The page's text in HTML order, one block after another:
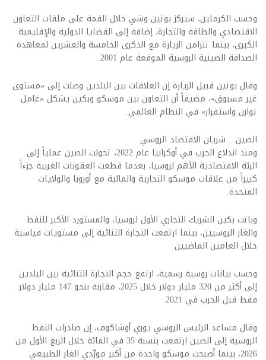
وحسب الكرملين، سيركز بوتين وشي خلال القمة على ملفات التعاون
الاقتصادي والطاقة والتجارة، إضافة إلى القضايا الدولية والإقليمية
الكبرى، بينما تتزامن الزيارة مع الذكرى الخامسة والعشرين لمعاهدة
الصداقة الصينية الروسية الموقعة عام 2001.
وقال بوتين قبيل الزيارة إن العلاقات بين البلدين وصلت إلى «مستوى
غير مسبوق»، مضيفاً أن التعاون بين موسكو وبكين يشكل «عامل
توازن واستقرار» في النظام العالمي.
الصين... شريان الاقتصاد الروسي
ومنذ اندلاع الحرب في أوكرانيا عام 2022، تحولت الصين عملياً إلى
الرئة الاقتصادية الأهم لروسيا، بعدما قطعت العقوبات الغربية جزءاً
كبيراً من علاقات موسكو التجارية والمالية مع أوروبا والولايات
المتحدة.
وباتت بكين الشريك التجاري الأول لروسيا، والمستورد الأكبر للنفط
والغاز الروسيين، بينما ارتفعت التجارة الثنائية إلى مستويات قياسية
خلال العامين الماضيين.
وحسب بيانات روسية رسمية، ارتفع حجم التجارة الثنائية بين البلدين
إلى أكثر من 320 مليار دولار خلال 2025، مقارنة بنحو 147 مليار دولار
فقط قبل الحرب في 2021.
وقال مساعد الرئيس الروسي يوري أوشاكوف، إن صادرات النفط
الروسية إلى الصين ارتفعت بنسبة 35 في المائة خلال الربع الأول من
2026، بينما أصبحت موسكو واحدة من أكبر مورِّدي الغاز الطبيعي